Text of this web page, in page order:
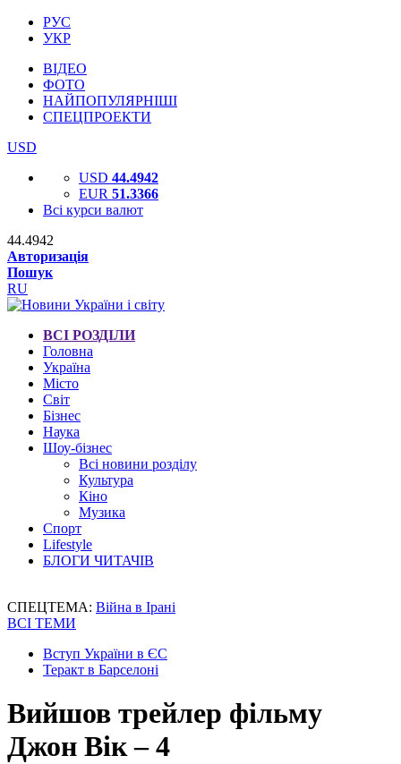
РУС
УКР
ВІДЕО
ФОТО
НАЙПОПУЛЯРНІШІ
СПЕЦПРОЕКТИ
USD
USD 44.4942
EUR 51.3366
Всі курси валют
44.4942
Авторизація
Пошук
RU
ВСІ РОЗДІЛИ
Головна
Україна
Місто
Світ
Бізнес
Наука
Шоу-бізнес
Всі новини розділу
Культура
Кіно
Музика
Спорт
Lifestyle
БЛОГИ ЧИТАЧІВ
СПЕЦТЕМА: Війна в Ірані
ВСІ ТЕМИ
Вступ України в ЄС
Теракт в Барселоні
Вийшов трейлер фільму
Джон Вік – 4